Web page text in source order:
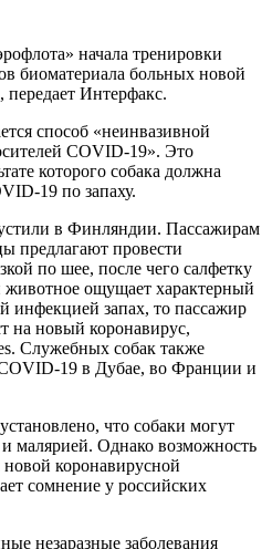
начала тренировки
биоматериала больных новой
Интерфакс.
способ «неинвазивной
COVID-19». Это
которого собака должна
19 по запаху.
в Финляндии. Пассажирам
предлагают провести
по шее, после чего салфетку
животное ощущает характерный
инфекцией запах, то пассажир
на новый коронавирус,
Служебных собак также
19 в Дубае, во Франции и
что собаки могут
малярией. Однако возможность
коронавирусной
сомнение у российских
незаразные заболевания